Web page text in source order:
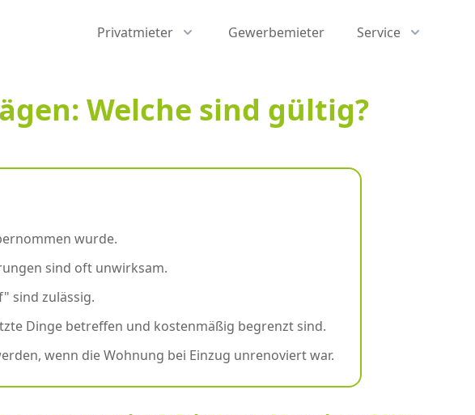
Privatmieter Gewerbemieter Service
Welche sind gültig?
wurde.
sind oft unwirksam.
sind zulässig.
Dinge betreffen und kostenmäßig begrenzt sind.
wenn die Wohnung bei Einzug unrenoviert war.